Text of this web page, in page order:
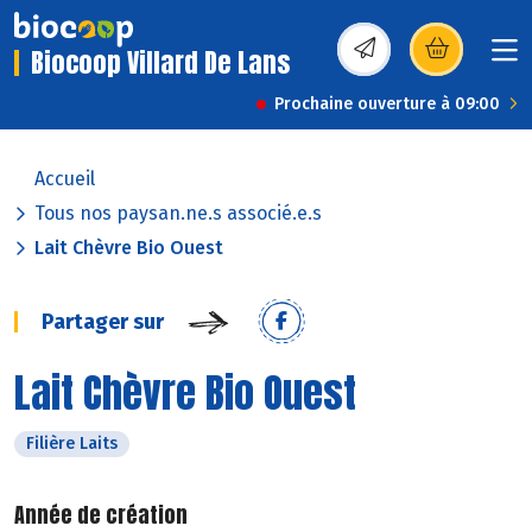
Biocoop Villard De Lans (s’ouvre dans une
Prochaine ouverture à 09:00
Accueil
Tous nos paysan.ne.s associé.e.s
Lait Chèvre Bio Ouest
Partager sur
Lait Chèvre Bio Ouest
Filière Laits
Année de création